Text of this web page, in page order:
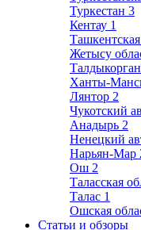
Туркестан 3
Кентау 1
Жетысу
Талдыкорган
Ханты-
Лянтор 2
Чукотский
Анадырь 2
Ненецкий
Нарьян-Мар
Ош 2
Таласская
Талас 1
Ошская
Статьи и обзоры